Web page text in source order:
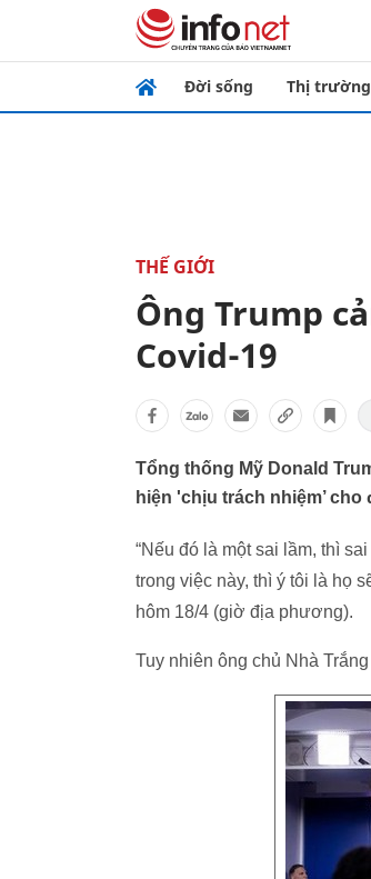
Đời sống Thị trường
THẾ GIỚI
Ông Trump
Covid-19
Tổng thống Mỹ Donald
hiện 'chịu trách nhiệm’
“Nếu đó là một sai lầm, thì
trong việc này, thì ý tôi là họ
hôm 18/4 (giờ địa phương).
Tuy nhiên ông chủ Nhà